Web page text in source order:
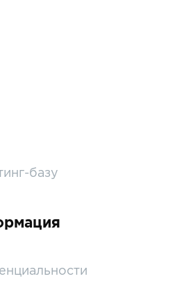
базу